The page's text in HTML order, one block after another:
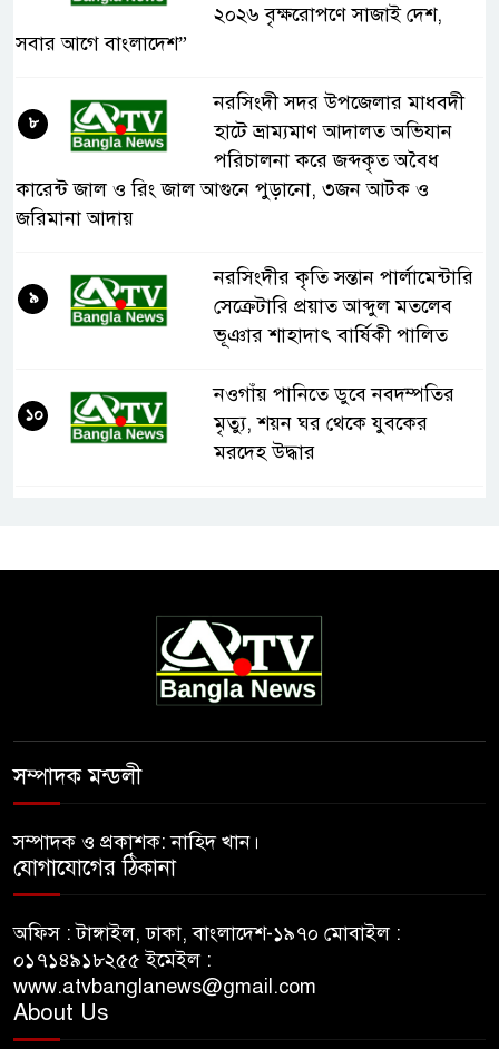
২০২৬ বৃক্ষরোপণে সাজাই দেশ,
সবার আগে বাংলাদেশ”
নরসিংদী সদর উপজেলার মাধবদী
হাটে ভ্রাম্যমাণ আদালত অভিযান
পরিচালনা করে জব্দকৃত অবৈধ
কারেন্ট জাল ও রিং জাল আগুনে পুড়ানো, ৩জন আটক ও
জরিমানা আদায়
৮
নরসিংদীর কৃতি সন্তান পার্লামেন্টারি
সেক্রেটারি প্রয়াত আব্দুল মতলেব
ভূঞার শাহাদাৎ বার্ষিকী পালিত
৯
নওগাঁয় পানিতে ডুবে নবদম্পতির
মৃত্যু, শয়ন ঘর থেকে যুবকের
মরদেহ উদ্ধার
১০
সম্পাদক মন্ডলী
সম্পাদক ও প্রকাশক: নাহিদ খান।
যোগাযোগের ঠিকানা
অফিস : টাঙ্গাইল, ঢাকা, বাংলাদেশ-১৯৭০ মোবাইল :
০১৭১৪৯১৮২৫৫ ইমেইল :
www.atvbanglanews@gmail.com
About Us